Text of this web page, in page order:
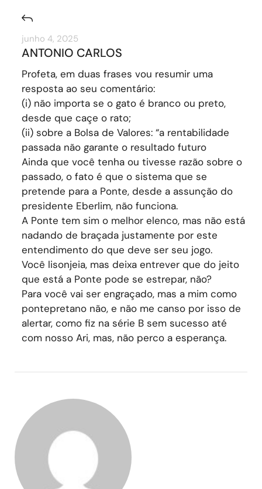
junho 4, 2025
ANTONIO CARLOS
Profeta, em duas frases vou resumir uma
resposta ao seu comentário:
(i) não importa se o gato é branco ou preto,
desde que caçe o rato;
(ii) sobre a Bolsa de Valores: “a rentabilidade
passada não garante o resultado futuro
Ainda que você tenha ou tivesse razão sobre o
passado, o fato é que o sistema que se
pretende para a Ponte, desde a assunção do
presidente Eberlim, não funciona.
A Ponte tem sim o melhor elenco, mas não está
nadando de braçada justamente por este
entendimento do que deve ser seu jogo.
Você lisonjeia, mas deixa entrever que do jeito
que está a Ponte pode se estrepar, não?
Para você vai ser engraçado, mas a mim como
pontepretano não, e não me canso por isso de
alertar, como fiz na série B sem sucesso até
com nosso Ari, mas, não perco a esperança.